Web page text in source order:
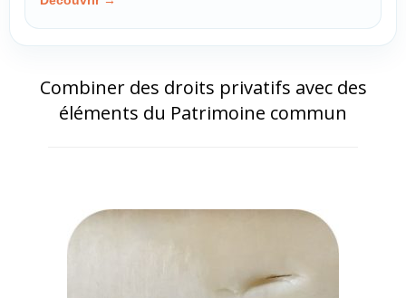
Combiner des droits privatifs avec des
éléments du Patrimoine commun